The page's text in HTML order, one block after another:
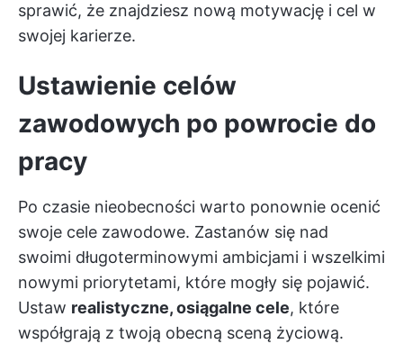
sprawić, że znajdziesz nową motywację i cel w
swojej karierze.
Ustawienie celów
zawodowych po powrocie do
pracy
Po czasie nieobecności warto ponownie ocenić
swoje cele zawodowe. Zastanów się nad
swoimi długoterminowymi ambicjami i wszelkimi
nowymi priorytetami, które mogły się pojawić.
Ustaw realistyczne, osiągalne cele, które
współgrają z twoją obecną sceną życiową.